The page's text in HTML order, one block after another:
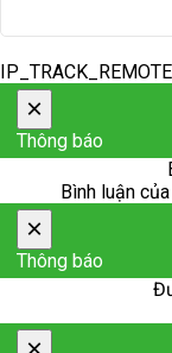
×
Thông báo
Bình luận
×
Thông báo